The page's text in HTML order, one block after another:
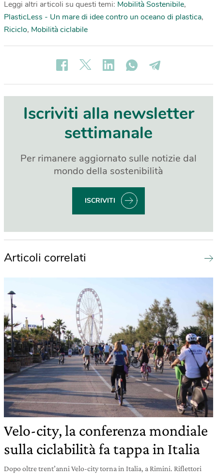
Leggi altri articoli su questi temi: Mobilità Sostenibile,
PlasticLess - Un mare di idee contro un oceano di plastica,
Riciclo, Mobilità ciclabile
Iscriviti alla newsletter
settimanale
Per rimanere aggiornato sulle notizie dal
mondo della sostenibilità
ISCRIVITI
Articoli correlati
Velo-city, la conferenza mondiale
sulla ciclabilità fa tappa in Italia
Dopo oltre trent’anni Velo-city torna in Italia, a Rimini. Riflettori